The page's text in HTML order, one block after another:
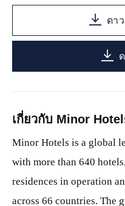
ดา
เกี่ยวกับ Minor
Minor Hotels is a global
with more than 640
residences in operation
across 66 countries. The